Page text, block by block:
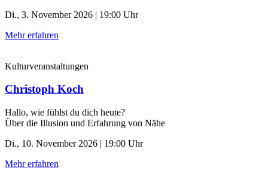
Di., 3. November 2026 | 19:00 Uhr
Mehr erfahren
Kulturveranstaltungen
Christoph Koch
Hallo, wie fühlst du dich heute?
Über die Illusion und Erfahrung von Nähe
Di., 10. November 2026 | 19:00 Uhr
Mehr erfahren